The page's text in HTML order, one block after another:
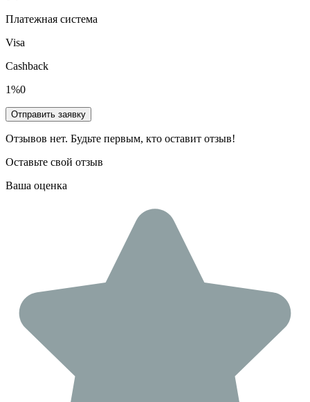
Платежная система
Visa
Cashback
1%0
Отправить заявку
Отзывов нет. Будьте первым, кто оставит отзыв!
Оставьте свой отзыв
Ваша оценка